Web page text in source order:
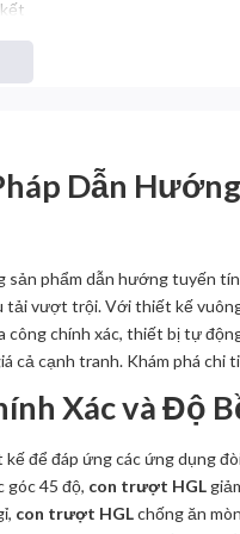
Dẫn
sản phẩm dẫn hướng tuyến
tải vượt trội. Với thiết kế
công chính xác, thiết bị tự
cả cạnh tranh. Khám phá chi
Xác và Độ
để đáp ứng các ứng dụng
góc 45 độ, con trượt HGL
con trượt HGLchống ăn